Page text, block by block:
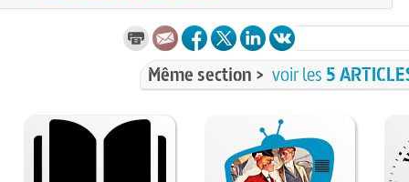
Même section > voir les 5